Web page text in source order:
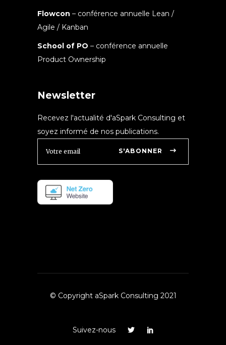
Flowcon – conférence annuelle Lean /
Agile / Kanban
School of PO – conférence annuelle
Product Ownership
Newsletter
Recevez l'actualité d'aSpark Consulting et
soyez informé de nos publications.
S'ABONNER
© Copyright aSpark Consulting 2021
Suivez-nous